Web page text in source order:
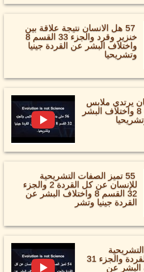
57 هل الانسان نتيجة علاقة بين
خنزير وقرد والجزء 33 القسم 8
واختلاف البشر عن القردة جينيا
وتشريحيا
يرتدي ملابس
والجزء 32 القسم 8 واختلاف البشر
55 تميز الصفات التشريحية
للإنسان عن كل القردة 2 والجزء
32 القسم 8 واختلاف البشر عن
القردة جينيا وتشر
للإنسان عن كل القردة والجزء 31
البشر عن